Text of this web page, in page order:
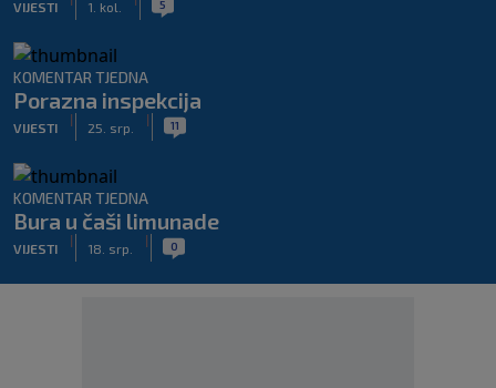
VIJESTI 1. kol. 5
KOMENTAR TJEDNA
Porazna inspekcija
VIJESTI
|
25. srp.
| 11
KOMENTAR TJEDNA
Bura u čaši limunade
VIJESTI
|
18. srp.
| 0